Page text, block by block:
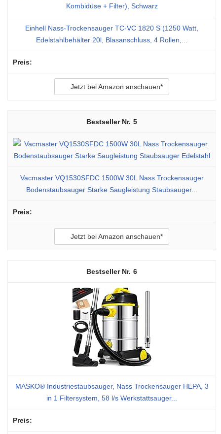
Einhell Nass-Trockensauger TC-VC 1820 S (1250 Watt,
Edelstahlbehälter 20l, Blasanschluss, 4 Rollen,...
Jetzt bei Amazon anschauen*
5
Vacmaster VQ1530SFDC 1500W 30L Nass Trockensauger
Bodenstaubsauger Starke Saugleistung Staubsauger...
Jetzt bei Amazon anschauen*
6
MASKO® Industriestaubsauger, Nass Trockensauger HEPA, 3
in 1 Filtersystem, 58 l/s Werkstattsauger...